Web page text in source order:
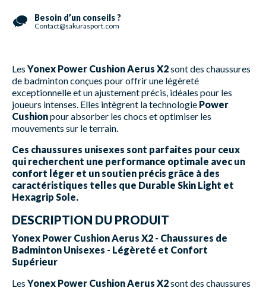
Besoin d’un conseils ?
Contact@sakurasport.com
Les Yonex Power Cushion Aerus X2sont des chaussures
de badminton conçues pour offrir une légèreté
exceptionnelle et un ajustement précis, idéales pour les
joueurs intenses. Elles intègrent la technologie Power
Cushionpour absorber les chocs et optimiser les
mouvements sur le terrain.
Ces chaussures unisexes sont parfaites pour ceux
qui recherchent une performance optimale avec un
confort léger et un soutien précis grâce à des
caractéristiques telles que Durable Skin Light et
Hexagrip Sole.
DESCRIPTION DU PRODUIT
Yonex Power Cushion Aerus X2 - Chaussures de
Badminton Unisexes - Légèreté et Confort
Supérieur
Les Yonex Power Cushion Aerus X2sont des chaussures